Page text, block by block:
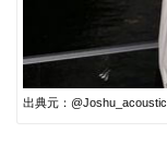
出典元：@Joshu_acoustic